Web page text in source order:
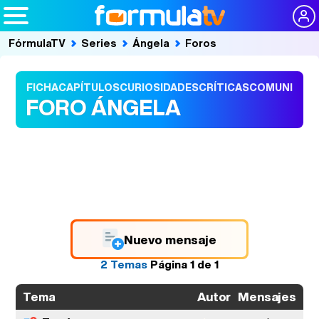
FórmulaTV Series Ángela Foros
FICHACAPÍTULOSCURIOSIDADESCRÍTICASCOMUNIDAD
FORO ÁNGELA
Nuevo mensaje
2 TemasPágina1de1
Tema Autor Mensajes